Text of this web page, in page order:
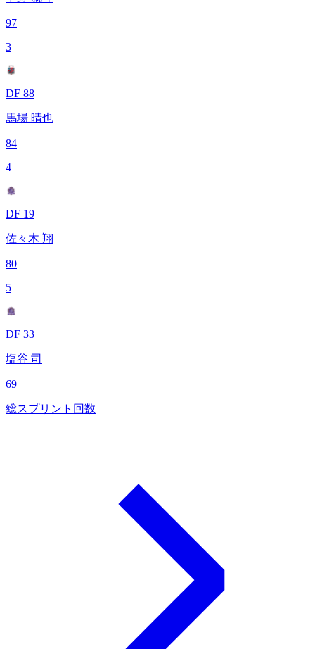
97
3
DF 88
馬場 晴也
84
4
DF 19
佐々木 翔
80
5
DF 33
塩谷 司
69
総スプリント回数